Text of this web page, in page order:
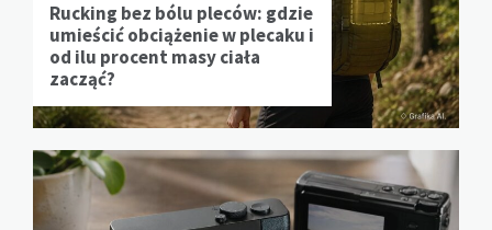
Rucking bez bólu pleców: gdzie
umieścić obciążenie w plecaku i
od ilu procent masy ciała
zacząć?